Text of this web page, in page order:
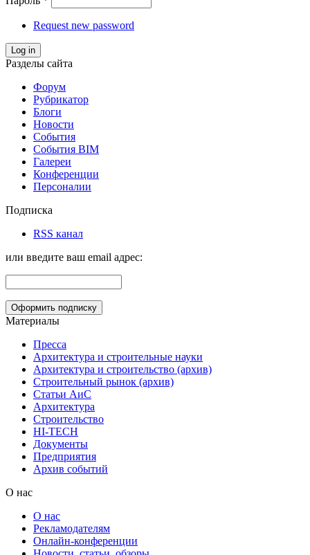
Request new password
Log in
Разделы сайта
Форум
Рубрикатор
Блоги
Новости
События
События BIM
Галереи
Конференции
Персоналии
Подписка
RSS канал
или введите ваш email адрес:
Материалы
Пресса
Архитектура и строительные науки
Архитектура и строительство (архив)
Строительный рынок (архив)
Статьи АиС
Архитектура
Строительство
HI-TECH
Документы
Предприятия
Архив событий
О нас
О нас
Рекламодателям
Онлайн-конференции